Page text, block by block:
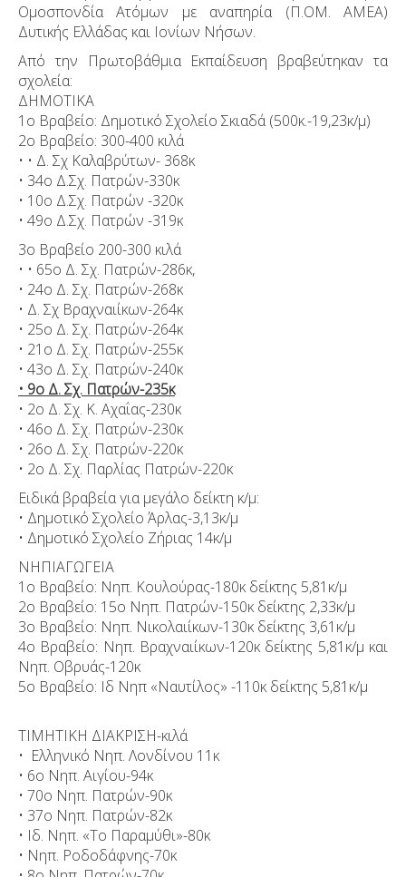
Ομοσπονδία Ατόμων με αναπηρία (Π.ΟΜ. ΑΜΕΑ)
Δυτικής Ελλάδας και Ιονίων Νήσων.
Από την Πρωτοβάθμια Εκπαίδευση βραβεύτηκαν τα
σχολεία:
ΔΗΜΟΤΙΚΑ
1ο Βραβείο: Δημοτικό Σχολείο Σκιαδά (500κ.-19,23κ/μ)
2ο Βραβείο: 300-400 κιλά
• • Δ. Σχ Καλαβρύτων- 368κ
• 34ο Δ.Σχ. Πατρών-330κ
• 10ο Δ.Σχ. Πατρών -320κ
• 49ο Δ.Σχ. Πατρών -319κ
3ο Βραβείο 200-300 κιλά
• • 65ο Δ. Σχ. Πατρών-286κ,
• 24ο Δ. Σχ. Πατρών-268κ
• Δ. Σχ Βραχναιίκων-264κ
• 25ο Δ. Σχ. Πατρών-264κ
• 21ο Δ. Σχ. Πατρών-255κ
• 43ο Δ. Σχ. Πατρών-240κ
• 9ο Δ. Σχ. Πατρών-235κ
• 2ο Δ. Σχ. Κ. Αχαΐας-230κ
• 46ο Δ. Σχ. Πατρών-230κ
• 26ο Δ. Σχ. Πατρών-220κ
• 2ο Δ. Σχ. Παρλίας Πατρών-220κ
Ειδικά βραβεία για μεγάλο δείκτη κ/μ:
• Δημοτικό Σχολείο Άρλας-3,13κ/μ
• Δημοτικό Σχολείο Ζήριας 14κ/μ
ΝΗΠΙΑΓΩΓΕΙΑ
1ο Βραβείο: Νηπ. Κουλούρας-180κ δείκτης 5,81κ/μ
2ο Βραβείο: 15ο Νηπ. Πατρών-150κ δείκτης 2,33κ/μ
3ο Βραβείο: Νηπ. Νικολαιίκων-130κ δείκτης 3,61κ/μ
4ο Βραβείο: Νηπ. Βραχναιίκων-120κ δείκτης 5,81κ/μ και
Νηπ. Οβρυάς-120κ
5ο Βραβείο: Ιδ Νηπ «Ναυτίλος» -110κ δείκτης 5,81κ/μ
ΤΙΜΗΤΙΚΗ ΔΙΑΚΡΙΣΗ-κιλά
• Ελληνικό Νηπ. Λονδίνου 11κ
• 6ο Νηπ. Αιγίου-94κ
• 70ο Νηπ. Πατρών-90κ
• 37ο Νηπ. Πατρών-82κ
• Ιδ. Νηπ. «Το Παραμύθι»-80κ
• Νηπ. Ροδοδάφνης-70κ